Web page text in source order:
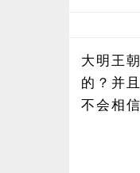
大明王
的？并
不会相